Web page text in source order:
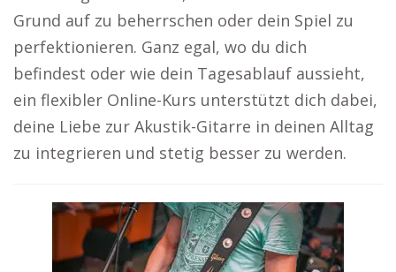
Grund auf zu beherrschen oder dein Spiel zu
perfektionieren. Ganz egal, wo du dich
befindest oder wie dein Tagesablauf aussieht,
ein flexibler Online-Kurs unterstützt dich dabei,
deine Liebe zur Akustik-Gitarre in deinen Alltag
zu integrieren und stetig besser zu werden.